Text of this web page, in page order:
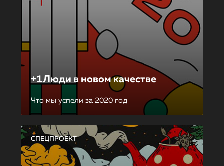
+1Люди в новом качестве
Что мы успели за 2020 год
СПЕЦПРОЕКТ